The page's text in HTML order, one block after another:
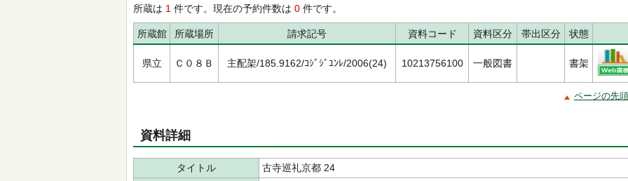
所蔵は 1 件です。現在の予約件数は 0 件です。
所蔵館 所蔵場所 請求記号 資料コード 資料区分 帯出区分 状態
県立 Ｃ０８Ｂ 主配架/185.9162/ｺｼﾞｼﾞﾕﾝﾚ/2006(24) 10213756100 一般図書 書架
ページの先
資料詳細
タイトル
古寺巡礼京都 24